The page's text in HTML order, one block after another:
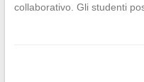
collaborativo. Gli studenti